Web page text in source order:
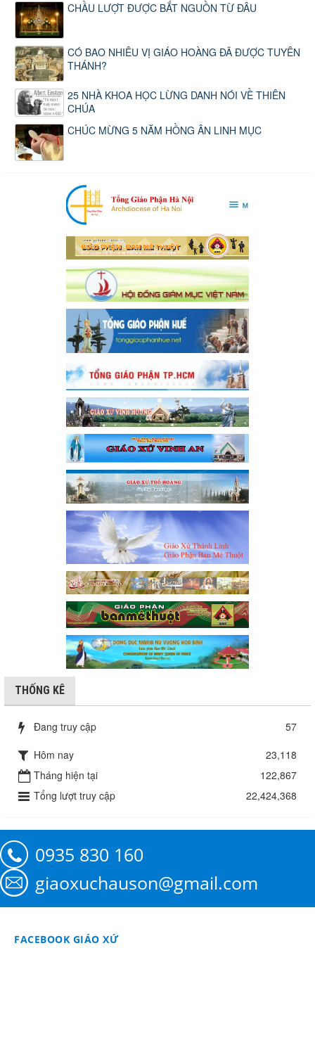
CHẦU LƯỢT ĐƯỢC BẮT NGUỒN TỪ ĐÂU
CÓ BAO NHIÊU VỊ GIÁO HOÀNG ĐÃ ĐƯỢC TUYÊN
THÁNH?
25 NHÀ KHOA HỌC LỪNG DANH NÓI VỀ THIÊN
CHÚA
CHÚC MỪNG 5 NĂM HỒNG ÂN LINH MỤC
THỐNG KÊ
Đang truy cập
57
Hôm nay
23,118
Tháng hiện tại
122,867
Tổng lượt truy cập
22,424,368
0935 830 160
giaoxuchauson@gmail.com
FACEBOOK GIÁO XỨ